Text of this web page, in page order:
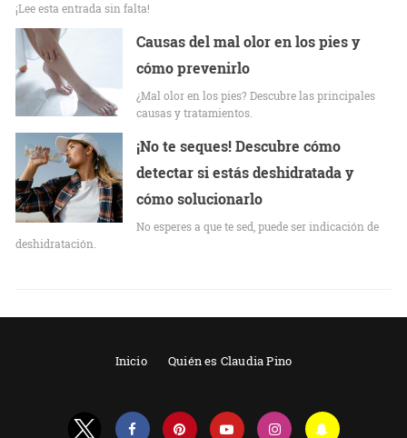
¡Lee esta entrada sin falta!
Causas del mal olor en los pies y
cómo prevenirlo
¿Mal olor en los pies? Descubre las principales
causas y tratamientos.
¡No te seques! Descubre cómo
detectar si estás deshidratada y
cómo solucionarlo
No esperes a que te sed, puede ser indicación de
deshidratación.
Inicio Quién es Claudia Pino